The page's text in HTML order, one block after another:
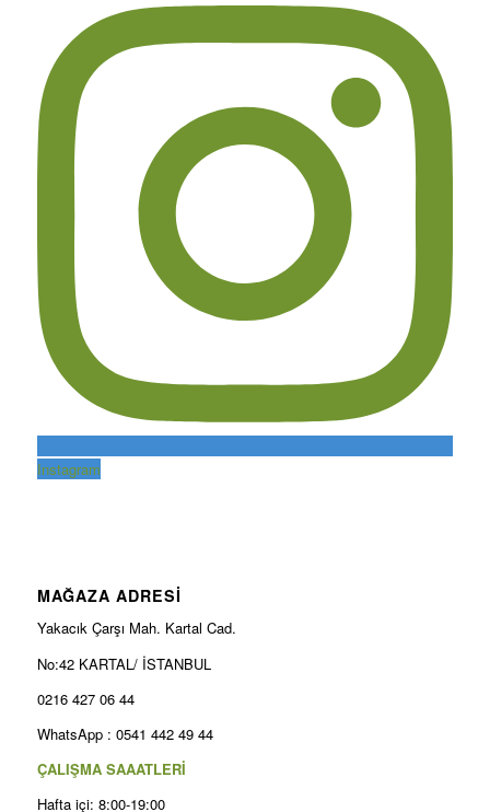
Instagram
MAĞAZA ADRESİ
Yakacık Çarşı Mah. Kartal Cad.
No:42 KARTAL/ İSTANBUL
0216 427 06 44
WhatsApp : 0541 442 49 44
ÇALIŞMA SAAATLERİ
Hafta içi: 8:00-19:00